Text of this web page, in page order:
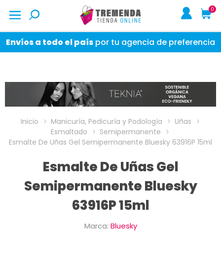
0
Envíos a todo el país por tu agencia de preferencia
Inicio Manicuría, Pedicuría y Podología
Uñas
Esmaltado
Semipermanente
Esmalte De Uñas Gel Semipermanente Bluesky 63916P 15ml
Esmalte De Uñas Gel
Semipermanente Bluesky
63916P 15ml
Marca: Bluesky